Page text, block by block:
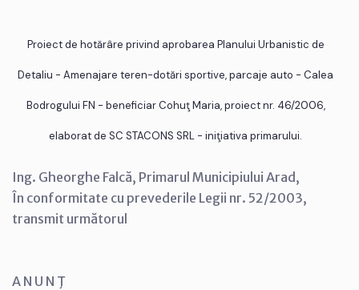
Proiect de hotărâre privind aprobarea Planului Urbanistic de
Detaliu - Amenajare teren-dotări sportive, parcaje auto - Calea
Bodrogului FN - beneficiar Cohuţ Maria, proiect nr. 46/2006,
elaborat de SC STACONS SRL - iniţiativa primarului.
Ing. Gheorghe Falcă, Primarul Municipiului Arad,
În conformitate cu prevederile Legii nr. 52/2003,
transmit următorul
A N U N Ţ